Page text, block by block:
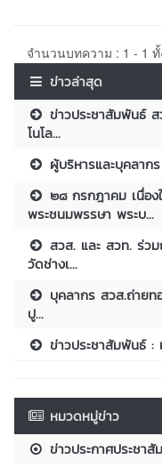
จำนวนบทความ : 1 - 1 ทั้
ข่าวล่าสุด
ข่าวประชาสัมพันธ์
โนโล...
ผู้บริหารและบุคลาก
๒๘ กรกฎาคม เนื่อง
พระชนมพรรษา พระบ...
สวส. และ สวท. ร่ว
วัดช่างเ...
บุคลากร สวส.ถ่าย
ปู...
ข่าวประชาสัมพันธ์ :
หมวดหมู่ข่าว
ข่าวประกาศประชา